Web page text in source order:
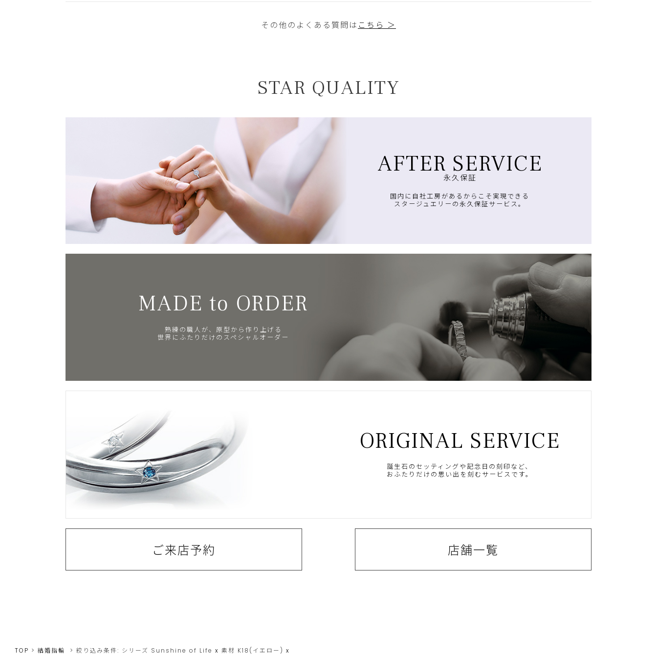
その他のよくある質問は こちら ＞
STAR QUALITY
AFTER SERVICE
永久保証
国内に自社工房があるからこそ実現できる
スタージュエリーの永久保証サービス。
MADE to ORDER
熟練の職人が、原型から作り上げる
世界にふたりだけのスペシャルオーダー
ORIGINAL SERVICE
誕生石のセッティングや記念日の刻印など、
おふたりだけの思い出を刻むサービスです。
ご来店予約 店舗一覧
TOP 結婚指輪 絞り込み条件: シリーズ Sunshine of Life x 素材 K18(イエロー) x